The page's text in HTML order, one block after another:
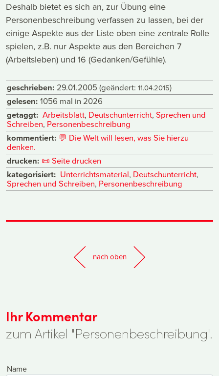
Deshalb bietet es sich an, zur Übung eine
Personenbeschreibung verfassen zu lassen, bei der
einige Aspekte aus der Liste oben eine zentrale Rolle
spielen, z.B. nur Aspekte aus den Bereichen 7
(Arbeitsleben) und 16 (Gedanken/Gefühle).
geschrieben: 29.01.2005 (geändert: 11.04.2015)
gelesen: 1056 mal in 2026
getaggt: Arbeitsblatt, Deutschunterricht, Sprechen und
Schreiben, Personenbeschreibung
kommentiert: 💬 Die Welt will lesen, was Sie hierzu
denken.
drucken: 📜 Seite drucken
kategorisiert: Unterrichtsmaterial, Deutschunterricht,
Sprechen und Schreiben, Personenbeschreibung
nach oben
Ihr Kommentar
zum Artikel "Personenbeschreibung".
Name